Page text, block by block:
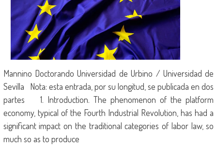
Mannino Doctorando Universidad de Urbino / Universidad de
Sevilla Nota: esta entrada, por su longitud, se publicada en dos
partes 1. Introduction. The phenomenon of the platform
economy, typical of the Fourth Industrial Revolution, has had a
significant impact on the traditional categories of labor law, so
much so as to produce